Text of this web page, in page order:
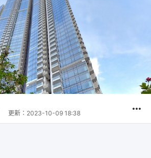
更新： 2023-10-09 18:38